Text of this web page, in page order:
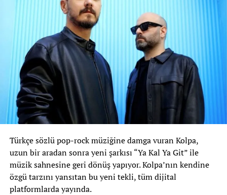
Türkçe sözlü pop-rock müziğine damga vuran Kolpa,
uzun bir aradan sonra yeni şarkısı “Ya Kal Ya Git” ile
müzik sahnesine geri dönüş yapıyor. Kolpa’nın kendine
özgü tarzını yansıtan bu yeni tekli, tüm dijital
platformlarda yayında.